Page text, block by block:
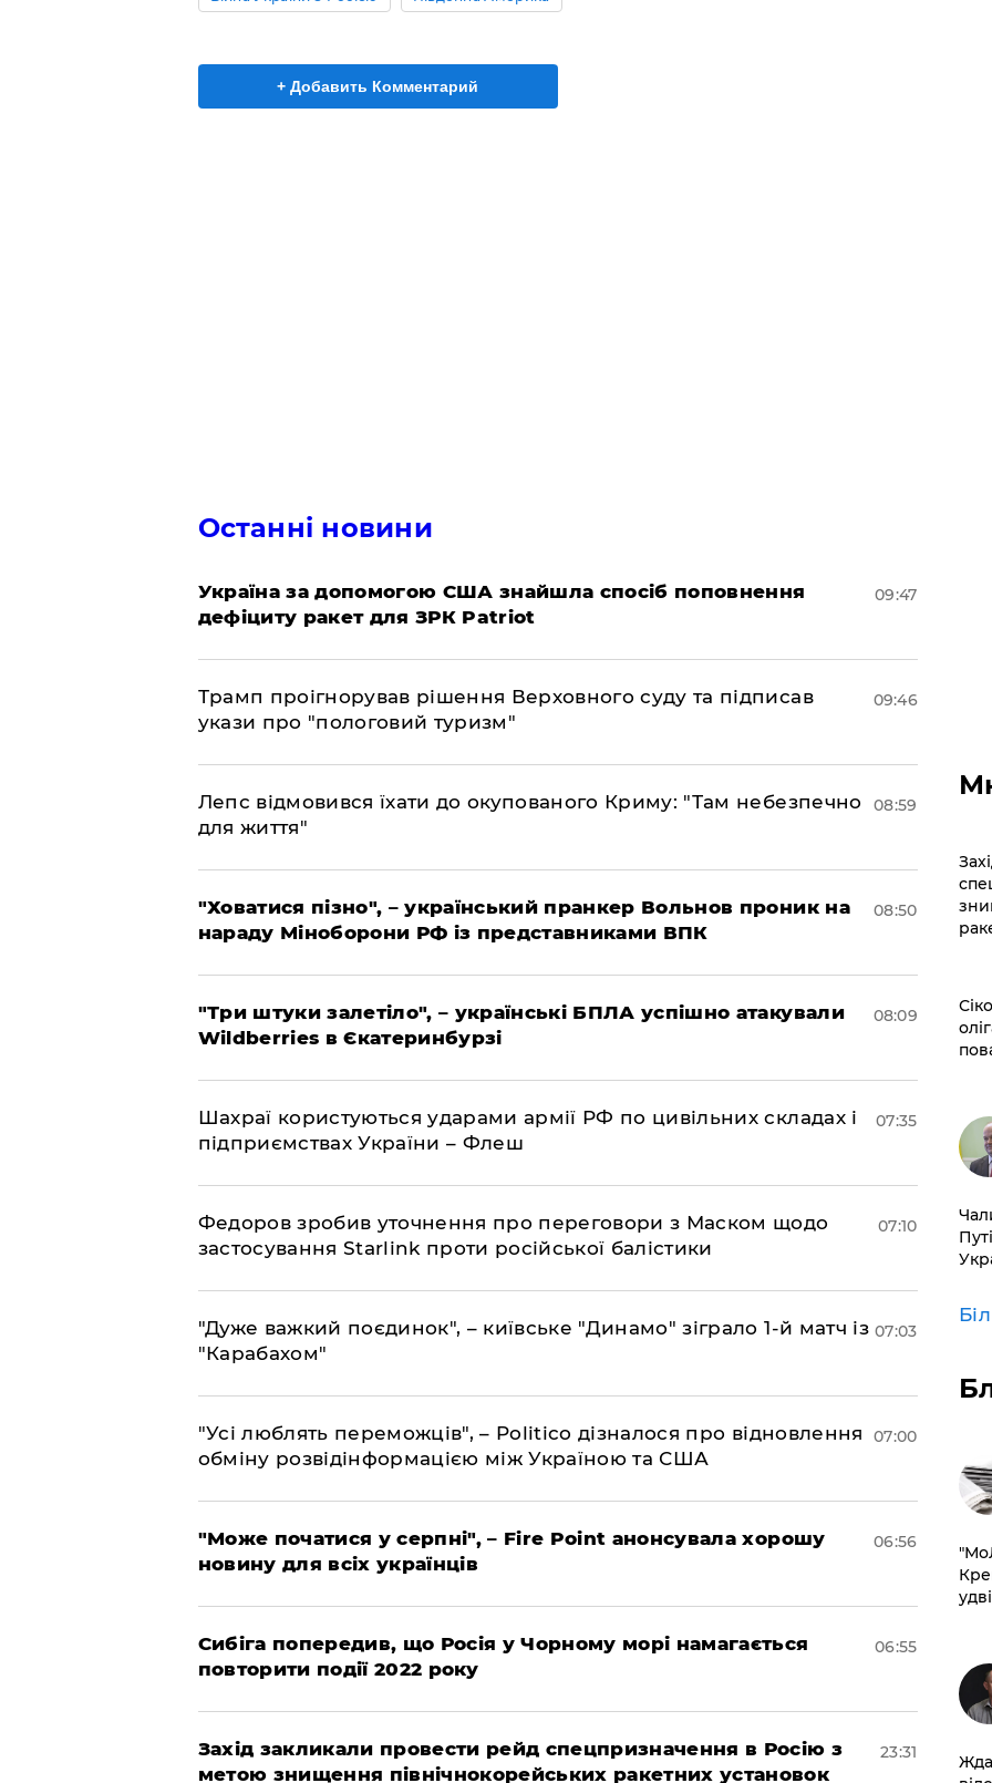
+ Добавить Комментарий
Останні новини
Україна за допомогою США знайшла спосіб поповнення
дефіциту ракет для ЗРК Patriot
09:47
Трамп проігнорував рішення Верховного суду та підписав
укази про "пологовий туризм"
09:46
Лепс відмовився їхати до окупованого Криму: "Там небезпечно
для життя"
08:59
"Ховатися пізно", – український пранкер Вольнов проник на
нараду Міноборони РФ із представниками ВПК
08:50
"Три штуки залетіло", – українські БПЛА успішно атакували
Wildberries в Єкатеринбурзі
08:09
Шахраї користуються ударами армії РФ по цивільних складах і
підприємствах України – Флеш
07:35
Федоров зробив уточнення про переговори з Маском щодо
застосування Starlink проти російської балістики
07:10
"Дуже важкий поєдинок", – київське "Динамо" зіграло 1-й матч із
"Карабахом"
07:03
"Усі люблять переможців", – Politico дізналося про відновлення
обміну розвідінформацією між Україною та США
07:00
"Може початися у серпні", – Fire Point анонсувала хорошу
новину для всіх українців
06:56
Сибіга попередив, що Росія у Чорному морі намагається
повторити події 2022 року
06:55
​Захід закликали провести рейд спецпризначення в Росію з
метою знищення північнокорейських ракетних установок
23:31